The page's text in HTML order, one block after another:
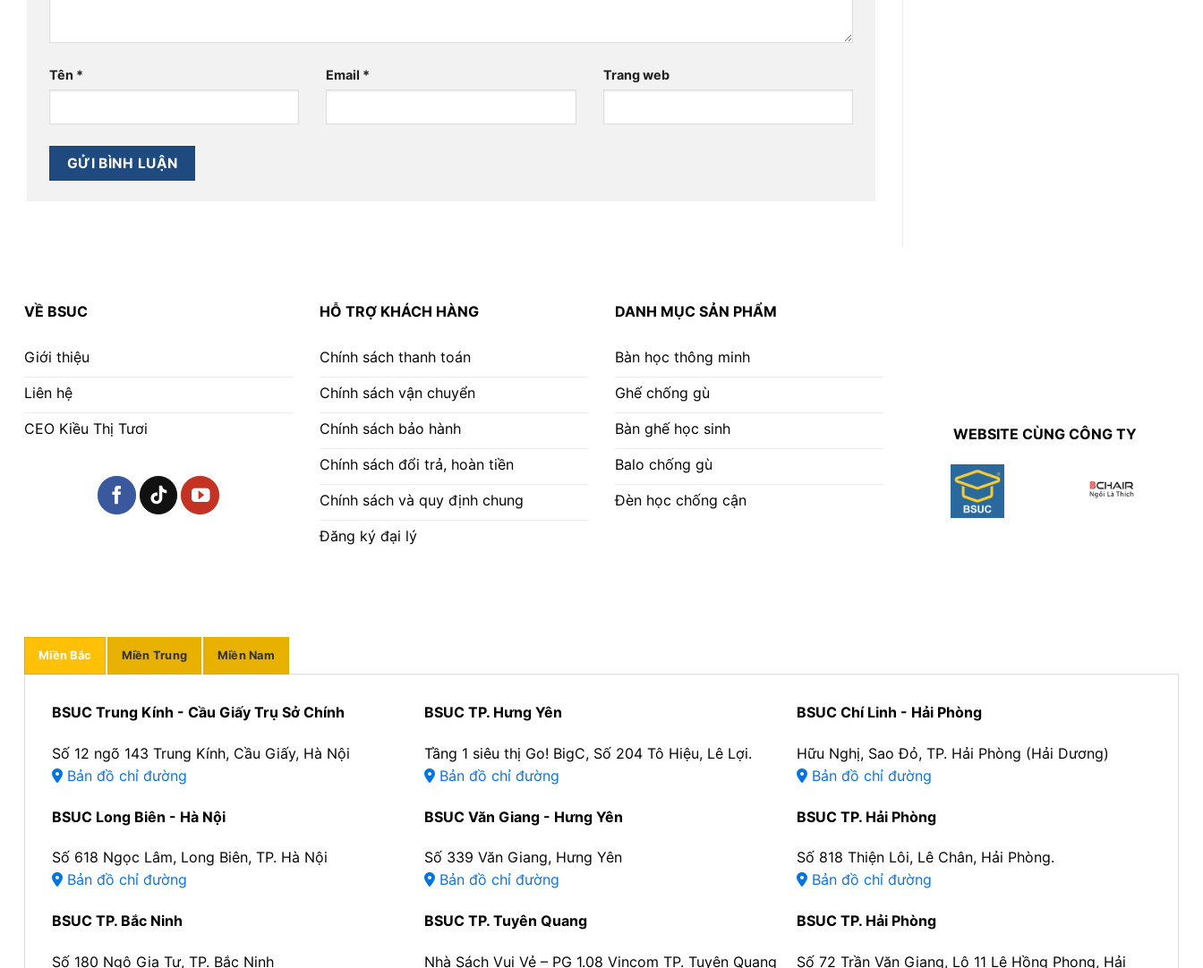
Tên * Email * Trang web
VỀ BSUC
Giới thiệu
Liên hệ
CEO Kiều Thị Tươi
HỖ TRỢ KHÁCH HÀNG
Chính sách thanh toán
Chính sách vận chuyển
Chính sách bảo hành
Chính sách đổi trả, hoàn tiền
Chính sách và quy định chung
Đăng ký đại lý
DANH MỤC SẢN PHẨM
Bàn học thông minh
Ghế chống gù
Bàn ghế học sinh
Balo chống gù
Đèn học chống cận
WEBSITE CÙNG CÔNG TY
Miền Bắc Miền Trung Miền Nam
BSUC Trung Kính - Cầu Giấy Trụ Sở Chính
Số 12 ngõ 143 Trung Kính, Cầu Giấy, Hà Nội
Bản đồ chỉ đường
BSUC Long Biên - Hà Nội
Số 618 Ngọc Lâm, Long Biên, TP. Hà Nội
Bản đồ chỉ đường
BSUC TP. Bắc Ninh
Số 180 Ngô Gia Tự, TP. Bắc Ninh
BSUC TP. Hưng Yên
Tầng 1 siêu thị Go! BigC, Số 204 Tô Hiệu, Lê Lợi.
Bản đồ chỉ đường
BSUC Văn Giang - Hưng Yên
Số 339 Văn Giang, Hưng Yên
Bản đồ chỉ đường
BSUC TP. Tuyên Quang
Nhà Sách Vui Vẻ – PG 1.08 Vincom TP. Tuyên Quang
BSUC Chí Linh - Hải Phòng
Hữu Nghị, Sao Đỏ, TP. Hải Phòng (Hải Dương)
Bản đồ chỉ đường
BSUC TP. Hải Phòng
Số 818 Thiện Lôi, Lê Chân, Hải Phòng.
Bản đồ chỉ đường
BSUC TP. Hải Phòng
Số 72 Trần Văn Giang, Lô 11 Lê Hồng Phong, Hải